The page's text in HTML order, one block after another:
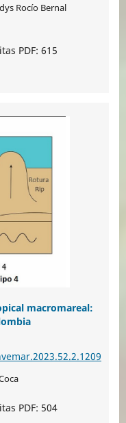
Rocío Bernal
PDF: 615
macromareal:
PDF: 504